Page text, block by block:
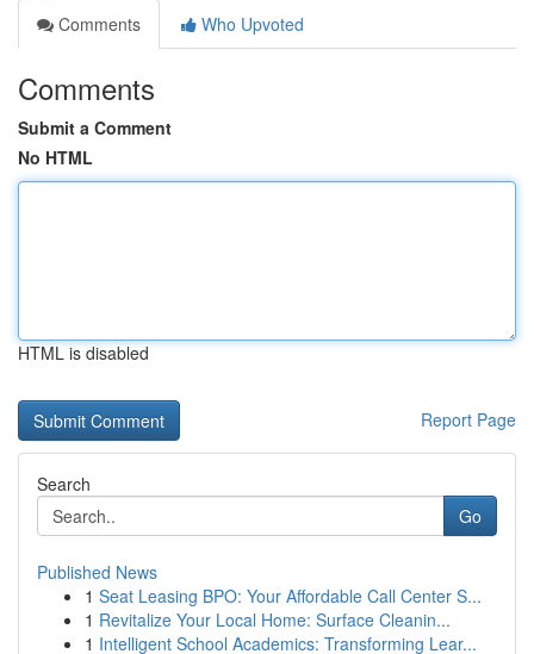
Comments
Who Upvoted
Comments
Submit a Comment
No HTML
HTML is disabled
Report Page
Search
Go
Published News
1 Seat Leasing BPO: Your Affordable Call Center S...
1 Revitalize Your Local Home: Surface Cleanin...
1 Intelligent School Academics: Transforming Lear...